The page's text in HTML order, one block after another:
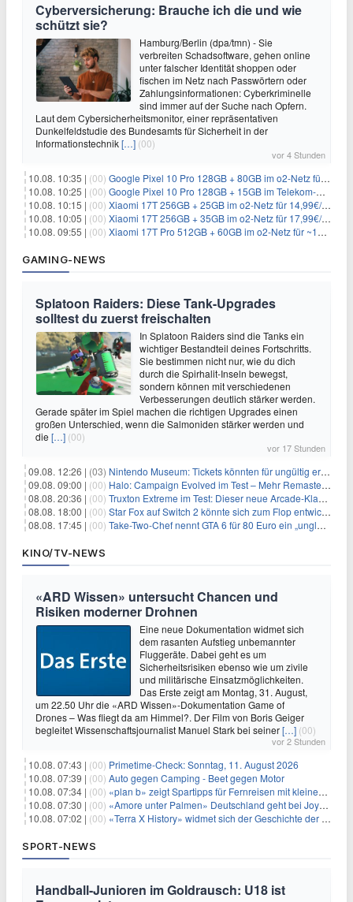
Cyberversicherung: Brauche ich die und wie
schützt sie?
Hamburg/Berlin (dpa/tmn) - Sie
verbreiten Schadsoftware, gehen online
unter falscher Identität shoppen oder
fischen im Netz nach Passwörtern oder
Zahlungsinformationen: Cyberkriminelle
sind immer auf der Suche nach Opfern.
Laut dem Cybersicherheitsmonitor, einer repräsentativen
Dunkelfeldstudie des Bundesamts für Sicherheit in der
Informationstechnik[…] (00)
vor 4 Stunden
10.08. 10:35 | (00) Google Pixel 10 Pro 128GB + 80GB im o2-Netz für 24,99€/Monat (effektiv -6,60€/Monat)
10.08. 10:25 | (00) Google Pixel 10 Pro 128GB + 15GB im Telekom-Netz für 19,98€/Monat (effektiv -12,77€/Monat)
10.08. 10:15 | (00) Xiaomi 17T 256GB + 25GB im o2-Netz für 14,99€/Monat (effektiv -4,30€/Monat)
10.08. 10:05 | (00) Xiaomi 17T 256GB + 35GB im o2-Netz für 17,99€/Monat (effektiv -2,47€/Monat)
10.08. 09:55 | (00) Xiaomi 17T Pro 512GB + 60GB im o2-Netz für ~19,99€/Monat (effektiv -7,22€/Monat)
GAMING-NEWS
Splatoon Raiders: Diese Tank-Upgrades
solltest du zuerst freischalten
In Splatoon Raiders sind die Tanks ein
wichtiger Bestandteil deines Fortschritts.
Sie bestimmen nicht nur, wie du dich
durch die Spirhalit-Inseln bewegst,
sondern können mit verschiedenen
Verbesserungen deutlich stärker werden.
Gerade später im Spiel machen die richtigen Upgrades einen
großen Unterschied, wenn die Salmoniden stärker werden und
die […] (00)
vor 17 Stunden
09.08. 12:26 | (03) Nintendo Museum: Tickets könnten für ungültig erklärt werden!
09.08. 09:00 | (00) Halo: Campaign Evolved im Test – Mehr Remaster als Remake
08.08. 20:36 | (00) Truxton Extreme im Test: Dieser neue Arcade-Klassiker verzeiht dir gar nichts
08.08. 18:00 | (00) Star Fox auf Switch 2 könnte sich zum Flop entwickeln
08.08. 17:45 | (00) Take-Two-Chef nennt GTA 6 für 80 Euro ein „unglaubliches Schnäppchen“
KINO/TV-NEWS
«ARD Wissen» untersucht Chancen und
Risiken moderner Drohnen
Eine neue Dokumentation widmet sich
dem rasanten Aufstieg unbemannter
Fluggeräte. Dabei geht es um
Sicherheitsrisiken ebenso wie um zivile
und militärische Einsatzmöglichkeiten.
Das Erste zeigt am Montag, 31. August,
um 22.50 Uhr die «ARD Wissen»-Dokumentation Game of
Drones – Was fliegt da am Himmel?. Der Film von Boris Geiger
begleitet Wissenschaftsjournalist Manuel Stark bei seiner[…] (00)
vor 2 Stunden
10.08. 07:43 | (00) Primetime-Check: Sonntag, 11. August 2026
10.08. 07:39 | (00) Auto gegen Camping - Beet gegen Motor
10.08. 07:34 | (00) «plan b» zeigt Spartipps für Fernreisen mit kleinem Budget
10.08. 07:30 | (00) «Amore unter Palmen» Deutschland geht bei Joyn weiter
10.08. 07:02 | (00) «Terra X History» widmet sich der Geschichte der deutschen Vereine
SPORT-NEWS
Handball-Junioren im Goldrausch: U18 ist